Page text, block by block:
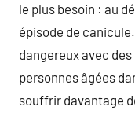
le plus besoin : au
épisode de
dangereux avec
personnes âgées
souffrir davantage